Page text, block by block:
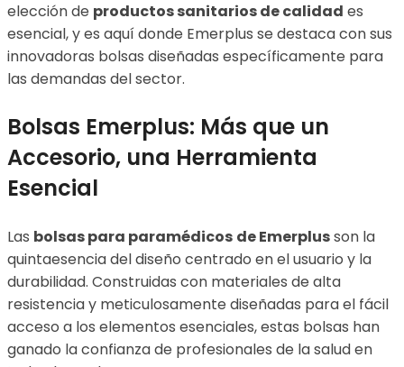
elección de productos sanitarios de calidad es
esencial, y es aquí donde Emerplus se destaca con sus
innovadoras bolsas diseñadas específicamente para
las demandas del sector.
Bolsas Emerplus: Más que un
Accesorio, una Herramienta
Esencial
Las bolsas para paramédicos de Emerplusson la
quintaesencia del diseño centrado en el usuario y la
durabilidad. Construidas con materiales de alta
resistencia y meticulosamente diseñadas para el fácil
acceso a los elementos esenciales, estas bolsas han
ganado la confianza de profesionales de la salud en